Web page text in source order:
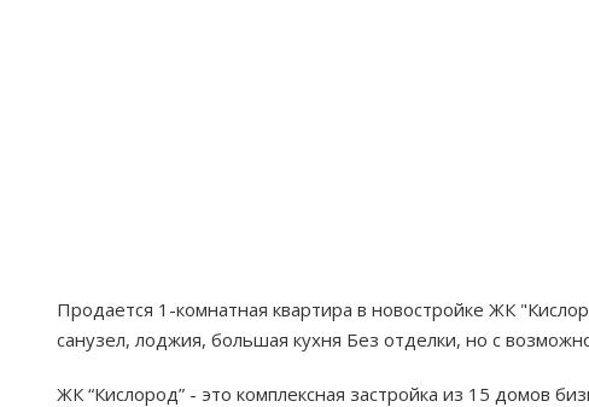
Продается 1-комнатная квартира в новостройке ЖК
санузел, лоджия, большая кухня Без отделки, но с
ЖК “Кислород” - это комплексная застройка из 15 домов